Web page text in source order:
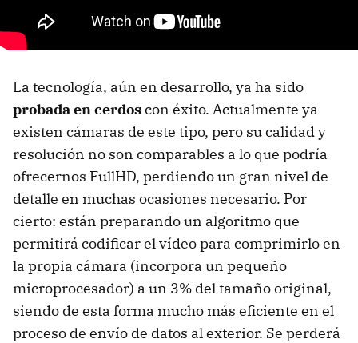
La tecnología, aún en desarrollo, ya ha sido
probada en cerdoscon éxito. Actualmente ya
existen cámaras de este tipo, pero su calidad y
resolución no son comparables a lo que podría
ofrecernos FullHD, perdiendo un gran nivel de
detalle en muchas ocasiones necesario. Por
cierto: están preparando un algoritmo que
permitirá codificar el vídeo para comprimirlo en
la propia cámara (incorpora un pequeño
microprocesador) a un 3% del tamaño original,
siendo de esta forma mucho más eficiente en el
proceso de envío de datos al exterior. Se perderá